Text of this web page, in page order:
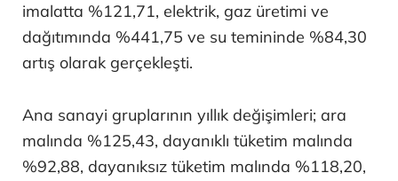
imalatta %121,71, elektrik, gaz üretimi ve
dağıtımında %441,75 ve su temininde %84,30
artış olarak gerçekleşti.
Ana sanayi gruplarının yıllık değişimleri; ara
malında %125,43, dayanıklı tüketim malında
%92,88, dayanıksız tüketim malında %118,20,